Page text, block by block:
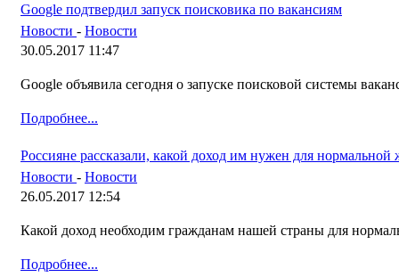
Google подтвердил запуск поисковика по вакансиям
Новости - Новости
30.05.2017 11:47
Google объявила сегодня о запуске поисковой системы
Подробнее...
Россияне рассказали, какой доход им нужен для нормальной
Новости - Новости
26.05.2017 12:54
Какой доход необходим гражданам нашей страны для
Подробнее...